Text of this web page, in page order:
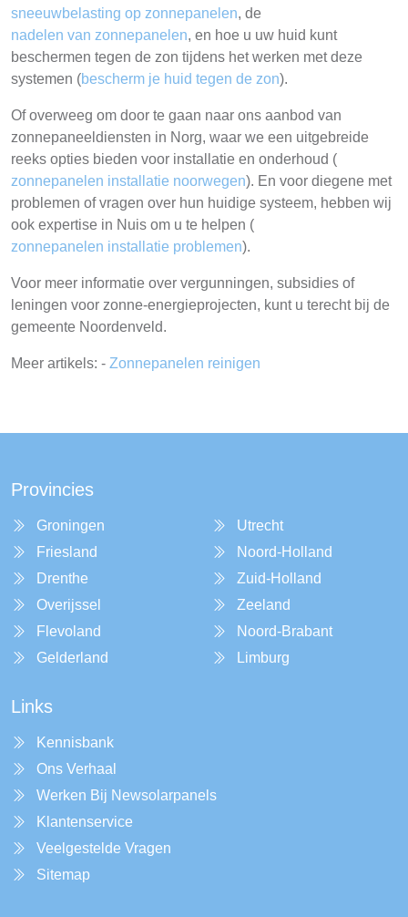
sneeuwbelasting op zonnepanelen, de
nadelen van zonnepanelen, en hoe u uw huid kunt
beschermen tegen de zon tijdens het werken met deze
systemen (bescherm je huid tegen de zon).
Of overweeg om door te gaan naar ons aanbod van
zonnepaneeldiensten in Norg, waar we een uitgebreide
reeks opties bieden voor installatie en onderhoud (
zonnepanelen installatie noorwegen). En voor diegene met
problemen of vragen over hun huidige systeem, hebben wij
ook expertise in Nuis om u te helpen (
zonnepanelen installatie problemen).
Voor meer informatie over vergunningen, subsidies of
leningen voor zonne-energieprojecten, kunt u terecht bij de
gemeente Noordenveld.
Meer artikels: - Zonnepanelen reinigen
Provincies
Groningen
Friesland
Drenthe
Overijssel
Flevoland
Gelderland
Utrecht
Noord-Holland
Zuid-Holland
Zeeland
Noord-Brabant
Limburg
Links
Kennisbank
Ons Verhaal
Werken Bij Newsolarpanels
Klantenservice
Veelgestelde Vragen
Sitemap